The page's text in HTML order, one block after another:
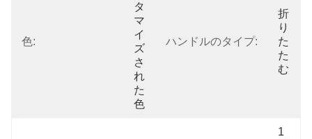
色:
タ
マ
イ
ズ
さ
れ
た
色
ハンドルのタイプ:
折
り
た
た
む
1